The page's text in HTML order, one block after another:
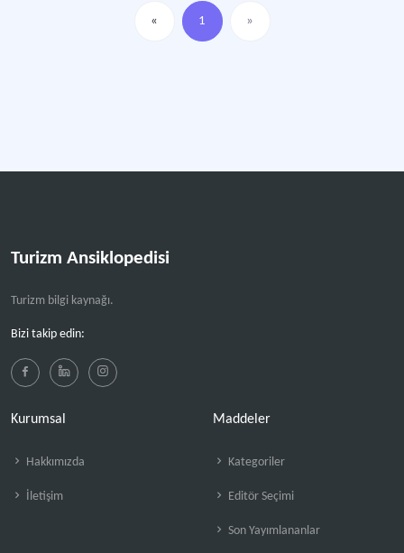
« 1 »
Turizm Ansiklopedisi
Turizm bilgi kaynağı.
Bizi takip edin:
Kurumsal
Hakkımızda
İletişim
Maddeler
Kategoriler
Editör Seçimi
Son Yayımlananlar